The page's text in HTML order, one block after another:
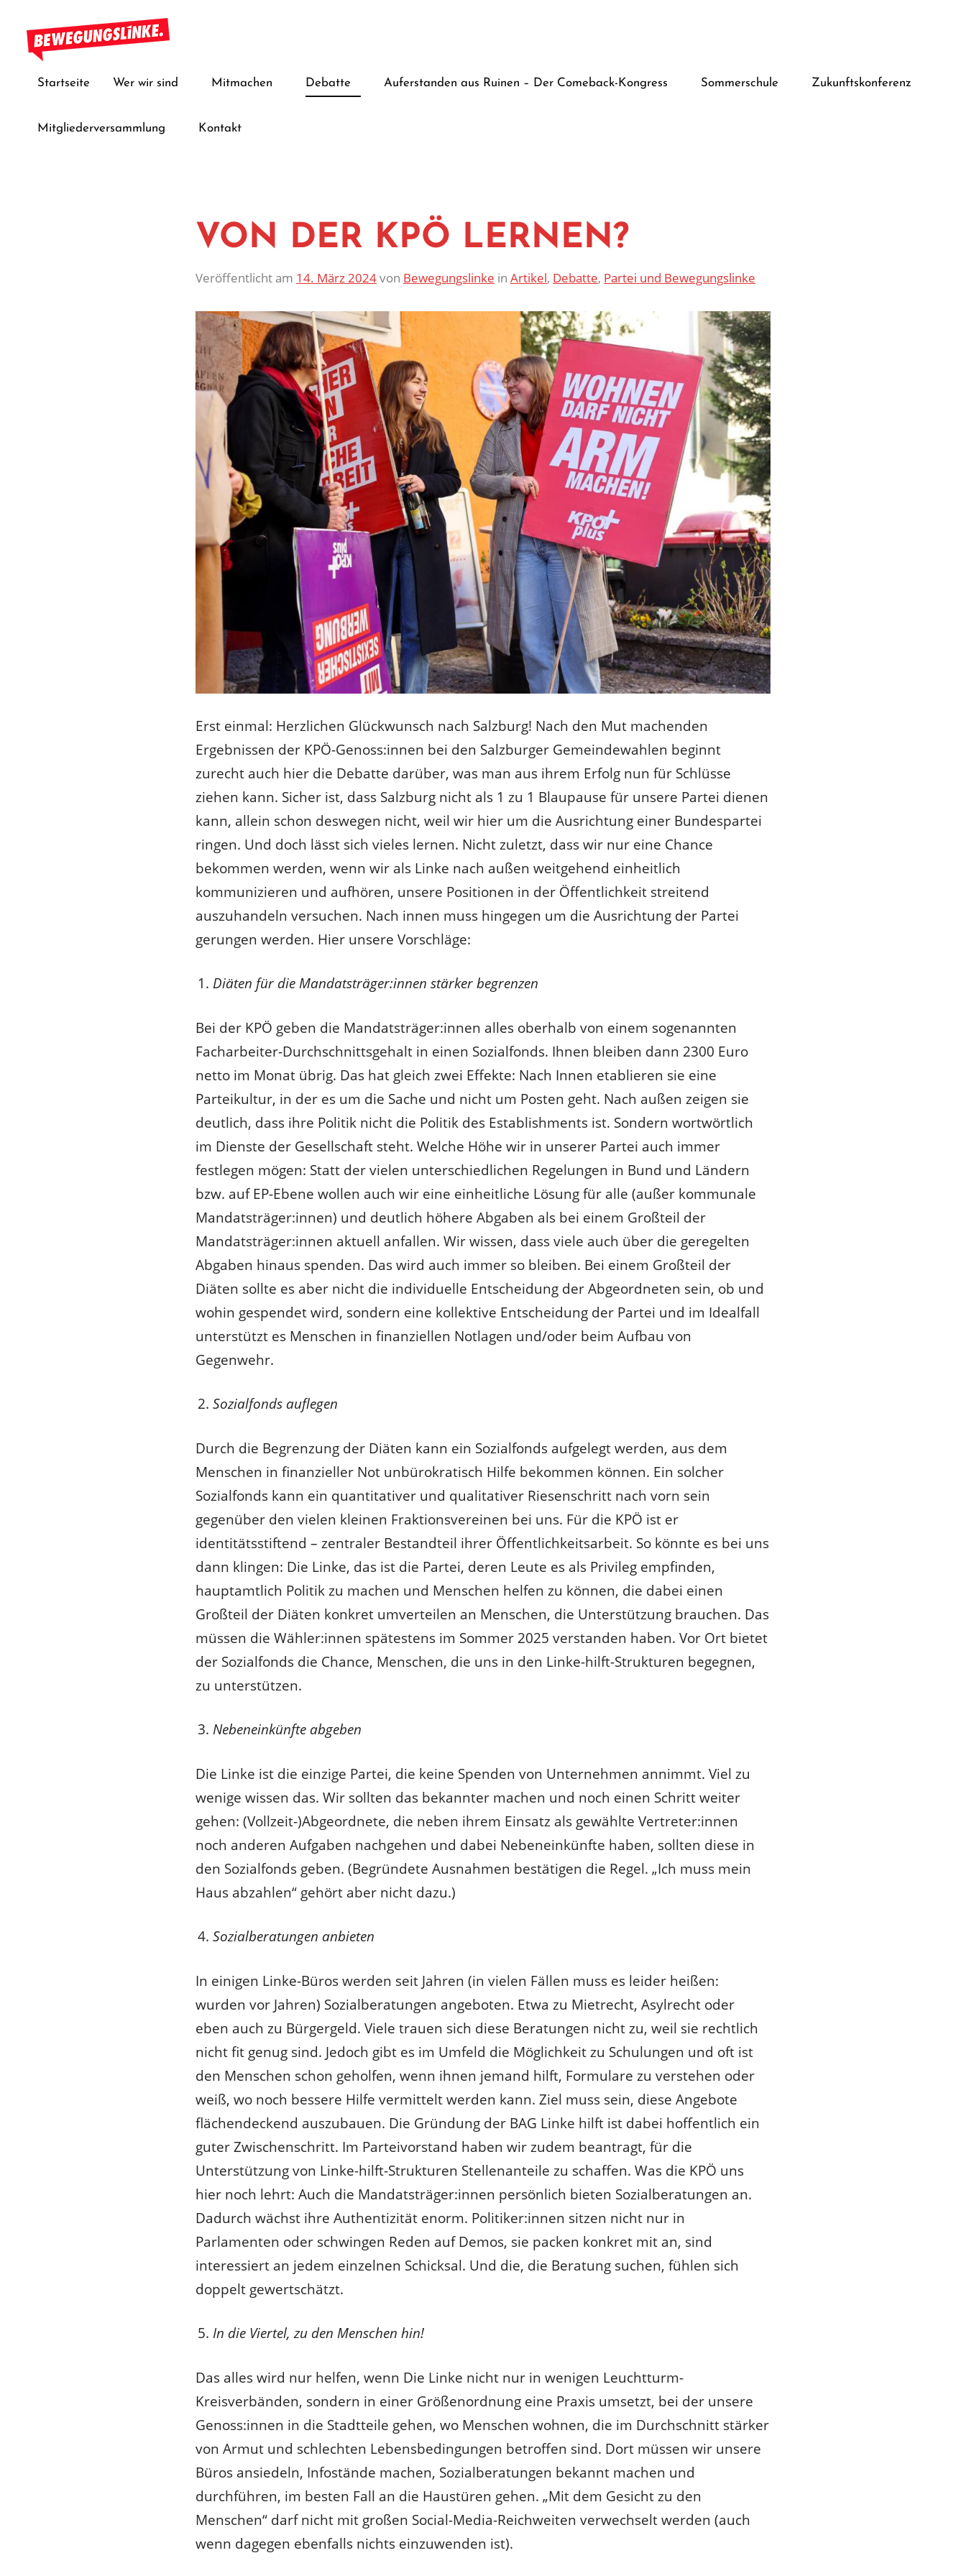
Inhalt
springenBewegungslinke
Startseite Wer wir sind Mitmachen Debatte Auferstanden aus Ruinen – Der Comeback-Kongress Sommerschule Zukunftskonferenz
Mitgliederversammlung Kontakt
VON DER KPÖ LERNEN?
Veröffentlicht am 14. März 2024von Bewegungslinke in Artikel, Debatte, Partei und Bewegungslinke
Erst einmal: Herzlichen Glückwunsch nach Salzburg! Nach den Mut machenden
Ergebnissen der KPÖ-Genoss:innen bei den Salzburger Gemeindewahlen beginnt
zurecht auch hier die Debatte darüber, was man aus ihrem Erfolg nun für Schlüsse
ziehen kann. Sicher ist, dass Salzburg nicht als 1 zu 1 Blaupause für unsere Partei dienen
kann, allein schon deswegen nicht, weil wir hier um die Ausrichtung einer Bundespartei
ringen. Und doch lässt sich vieles lernen. Nicht zuletzt, dass wir nur eine Chance
bekommen werden, wenn wir als Linke nach außen weitgehend einheitlich
kommunizieren und aufhören, unsere Positionen in der Öffentlichkeit streitend
auszuhandeln versuchen. Nach innen muss hingegen um die Ausrichtung der Partei
gerungen werden. Hier unsere Vorschläge:
Diäten für die Mandatsträger:innen stärker begrenzen
Bei der KPÖ geben die Mandatsträger:innen alles oberhalb von einem sogenannten
Facharbeiter-Durchschnittsgehalt in einen Sozialfonds. Ihnen bleiben dann 2300 Euro
netto im Monat übrig. Das hat gleich zwei Effekte: Nach Innen etablieren sie eine
Parteikultur, in der es um die Sache und nicht um Posten geht. Nach außen zeigen sie
deutlich, dass ihre Politik nicht die Politik des Establishments ist. Sondern wortwörtlich
im Dienste der Gesellschaft steht. Welche Höhe wir in unserer Partei auch immer
festlegen mögen: Statt der vielen unterschiedlichen Regelungen in Bund und Ländern
bzw. auf EP-Ebene wollen auch wir eine einheitliche Lösung für alle (außer kommunale
Mandatsträger:innen) und deutlich höhere Abgaben als bei einem Großteil der
Mandatsträger:innen aktuell anfallen. Wir wissen, dass viele auch über die geregelten
Abgaben hinaus spenden. Das wird auch immer so bleiben. Bei einem Großteil der
Diäten sollte es aber nicht die individuelle Entscheidung der Abgeordneten sein, ob und
wohin gespendet wird, sondern eine kollektive Entscheidung der Partei und im Idealfall
unterstützt es Menschen in finanziellen Notlagen und/oder beim Aufbau von
Gegenwehr.
Sozialfonds auflegen
Durch die Begrenzung der Diäten kann ein Sozialfonds aufgelegt werden, aus dem
Menschen in finanzieller Not unbürokratisch Hilfe bekommen können. Ein solcher
Sozialfonds kann ein quantitativer und qualitativer Riesenschritt nach vorn sein
gegenüber den vielen kleinen Fraktionsvereinen bei uns. Für die KPÖ ist er
identitätsstiftend – zentraler Bestandteil ihrer Öffentlichkeitsarbeit. So könnte es bei uns
dann klingen: Die Linke, das ist die Partei, deren Leute es als Privileg empfinden,
hauptamtlich Politik zu machen und Menschen helfen zu können, die dabei einen
Großteil der Diäten konkret umverteilen an Menschen, die Unterstützung brauchen. Das
müssen die Wähler:innen spätestens im Sommer 2025 verstanden haben. Vor Ort bietet
der Sozialfonds die Chance, Menschen, die uns in den Linke-hilft-Strukturen begegnen,
zu unterstützen.
Nebeneinkünfte abgeben
Die Linke ist die einzige Partei, die keine Spenden von Unternehmen annimmt. Viel zu
wenige wissen das. Wir sollten das bekannter machen und noch einen Schritt weiter
gehen: (Vollzeit-)Abgeordnete, die neben ihrem Einsatz als gewählte Vertreter:innen
noch anderen Aufgaben nachgehen und dabei Nebeneinkünfte haben, sollten diese in
den Sozialfonds geben. (Begründete Ausnahmen bestätigen die Regel. „Ich muss mein
Haus abzahlen“ gehört aber nicht dazu.)
Sozialberatungen anbieten
In einigen Linke-Büros werden seit Jahren (in vielen Fällen muss es leider heißen:
wurden vor Jahren) Sozialberatungen angeboten. Etwa zu Mietrecht, Asylrecht oder
eben auch zu Bürgergeld. Viele trauen sich diese Beratungen nicht zu, weil sie rechtlich
nicht fit genug sind. Jedoch gibt es im Umfeld die Möglichkeit zu Schulungen und oft ist
den Menschen schon geholfen, wenn ihnen jemand hilft, Formulare zu verstehen oder
weiß, wo noch bessere Hilfe vermittelt werden kann. Ziel muss sein, diese Angebote
flächendeckend auszubauen. Die Gründung der BAG Linke hilft ist dabei hoffentlich ein
guter Zwischenschritt. Im Parteivorstand haben wir zudem beantragt, für die
Unterstützung von Linke-hilft-Strukturen Stellenanteile zu schaffen. Was die KPÖ uns
hier noch lehrt: Auch die Mandatsträger:innen persönlich bieten Sozialberatungen an.
Dadurch wächst ihre Authentizität enorm. Politiker:innen sitzen nicht nur in
Parlamenten oder schwingen Reden auf Demos, sie packen konkret mit an, sind
interessiert an jedem einzelnen Schicksal. Und die, die Beratung suchen, fühlen sich
doppelt gewertschätzt.
In die Viertel, zu den Menschen hin!
Das alles wird nur helfen, wenn Die Linke nicht nur in wenigen Leuchtturm-
Kreisverbänden, sondern in einer Größenordnung eine Praxis umsetzt, bei der unsere
Genoss:innen in die Stadtteile gehen, wo Menschen wohnen, die im Durchschnitt stärker
von Armut und schlechten Lebensbedingungen betroffen sind. Dort müssen wir unsere
Büros ansiedeln, Infostände machen, Sozialberatungen bekannt machen und
durchführen, im besten Fall an die Haustüren gehen. „Mit dem Gesicht zu den
Menschen“ darf nicht mit großen Social-Media-Reichweiten verwechselt werden (auch
wenn dagegen ebenfalls nichts einzuwenden ist).